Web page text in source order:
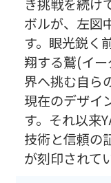
き挑戦を続け
ボルが、左図
す。眼光鋭く
翔する鷲(イ
界へ挑む自ら
現在のデザイ
す。それ以来
技術と信頼の
が刻印されて